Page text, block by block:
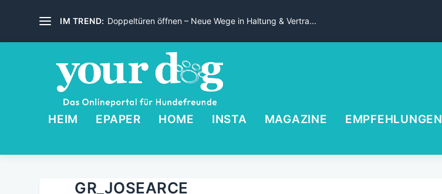
IM TREND: Doppeltüren öffnen – Neue Wege in Haltung & Vertra...
HEIM EPAPER HOME INSTA MAGAZINE EMPFEHLUNGEN
GR_JOSEARCE